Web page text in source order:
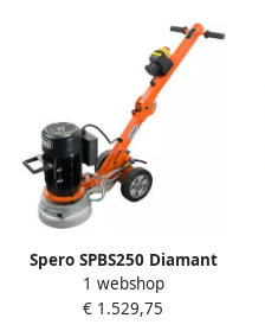
Spero SPBS250 Diamant
vloerslijpmachine | 250 m |
230 V | Excl. slijpschijf
1 webshop
€ 1.529,75